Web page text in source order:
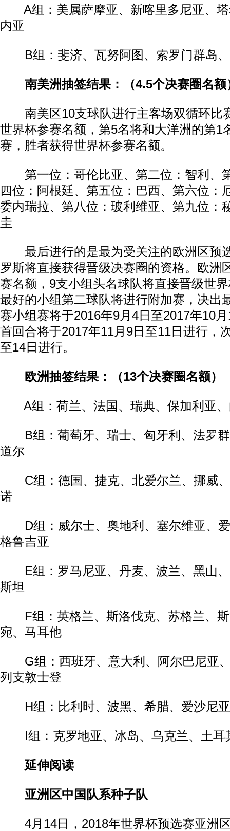
A组：美属萨摩亚、新喀里多尼亚、塔
内亚
B组：斐济、瓦努阿图、索罗门群岛
南美洲抽签结果：（4.5个决赛圈名额
南美区10支球队进行主客场双循环比
世界杯参赛名额，第5名将和大洋洲的第1
赛，胜者获得世界杯参赛名额。
第一位：哥伦比亚、第二位：智利、
四位：阿根廷、第五位：巴西、第六位：
委内瑞拉、第八位：玻利维亚、第九位：
圭
最后进行的是最为受关注的欧洲区预
罗斯将直接获得晋级决赛圈的资格。欧洲
赛名额，9支小组头名球队将直接晋级世
最好的小组第二球队将进行附加赛，决出
赛小组赛将于2016年9月4日至2017年10
首回合将于2017年11月9日至11日进行，
至14日进行。
欧洲抽签结果：（13个决赛圈名额）
A组：荷兰、法国、瑞典、保加利亚、
B组：葡萄牙、瑞士、匈牙利、法罗群
道尔
C组：德国、捷克、北爱尔兰、挪威、
诺
D组：威尔士、奥地利、塞尔维亚、爱
格鲁吉亚
E组：罗马尼亚、丹麦、波兰、黑山、
斯坦
F组：英格兰、斯洛伐克、苏格兰、斯
宛、马耳他
G组：西班牙、意大利、阿尔巴尼亚
列支敦士登
H组：比利时、波黑、希腊、爱沙尼
I组：克罗地亚、冰岛、乌克兰、土耳
延伸阅读
亚洲区中国队系种子队
4月14日，2018年世界杯预选赛亚洲